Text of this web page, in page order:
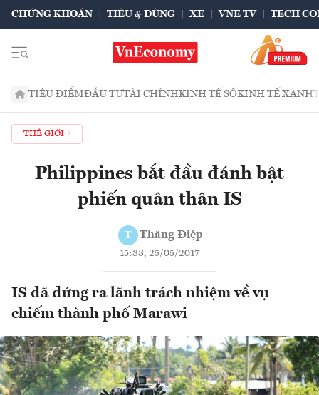
CHỨNG KHOÁN TIÊU & DÙNG XE VNE TV TECH
TIÊU ĐIỂMĐẦU TƯTÀI CHÍNHKINH TẾ SỐKINH TẾ XANH
THẾ GIỚI
Philippines bắt đầu đánh bật
phiến quân thân IS
T Thăng Điệp
15:33, 25/05/2017
IS đã đứng ra lãnh trách nhiệm về vụ
chiếm thành phố Marawi